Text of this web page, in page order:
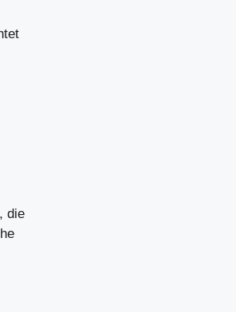
die